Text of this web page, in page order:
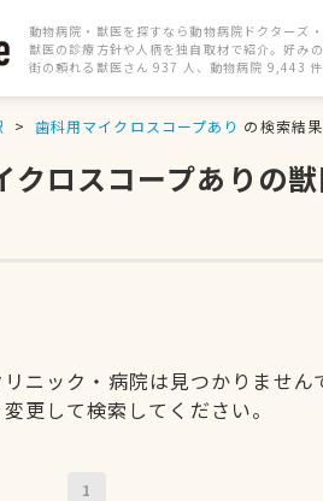
動物病院・獣医を探すなら動物病院ドクターズ・
獣医の診療方針や人柄を独自取材で紹介。好み
街の頼れる獣医さん 937 人、動物病院 9,443
歯科用マイクロスコープあり の検索結果
ロスコープありの
ニック・病院は見つかりません
更して検索してください。
1